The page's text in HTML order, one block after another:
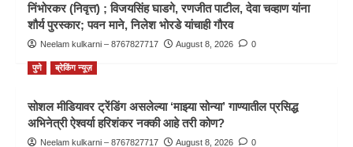
निंभोरकर (निवृत्त) ; विजयसिंह घाडगे, रणजीत पाटील, देवा चव्हाण यांना
शौर्य पुरस्कार; पवन माने, निलेश भोरडे यांचाही गौरव
Neelam kulkarni – 8767827717 August 8, 2026 0
पुणे ब्रेकिंग न्यूज़
सोशल मीडियावर ट्रेंडिंग असलेल्या ‘माझ्या सोन्या’ गाण्यातील प्रसिद्ध
अभिनेत्री ऐश्वर्या हरिशंकर नक्की आहे तरी कोण?
Neelam kulkarni – 8767827717 August 8, 2026 0